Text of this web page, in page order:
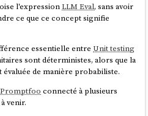
full-textou d'unmoteur de
technique :RAG(Retrieval-
base de données vectorielle, il est
de vectorisation en utilisant un
exemple Cohere Embed v3
outext-embedding-3-large
requise au moment
l'expressionLLM Eval, sans avoir
ce que ce concept signifie
essentielle entreUnit testing
sont déterministes, alors que la
évaluée de manière probabiliste.
Promptfoo connecté à plusieurs
venir.